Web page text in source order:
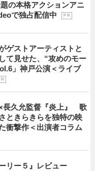
の本格アクションアニ
で独占配信中
P R
ゲストアーティストと
て見せた、“攻めのモー
」神戸公演＜ライブ
R
長久允監督『炎上』 歌
ときらきらを独特の映
衝撃作＜出演者コラム
ーリー５』レビュー